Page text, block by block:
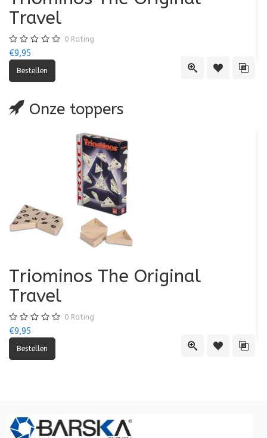
Quick ViewToevoegen
Travel
0 Rating
€9,95
Onze toppers
Quick ViewToevoegen
Triominos The Original
Travel
0 Rating
€9,95